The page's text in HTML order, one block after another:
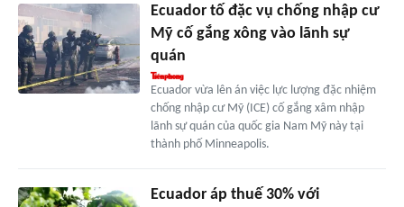
Ecuador tố đặc vụ chống nhập cư
Mỹ cố gắng xông vào lãnh sự
quán
Ecuador vừa lên án việc lực lượng đặc nhiệm
chống nhập cư Mỹ (ICE) cố gắng xâm nhập
lãnh sự quán của quốc gia Nam Mỹ này tại
thành phố Minneapolis.
Ecuador áp thuế 30% với